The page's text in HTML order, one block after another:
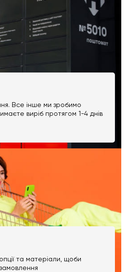
Все інше ми зробимо
виріб протягом 1-4 днів
та матеріали, щоби